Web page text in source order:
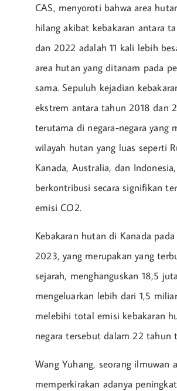
CAS, menyoroti bahwa area
hilang akibat kebakaran antara
dan 2022 adalah 11 kali lebih
area hutan yang ditanam pada
sama. Sepuluh kejadian
ekstrem antara tahun 2018 dan
terutama di negara-negara yang
wilayah hutan yang luas seperti
Kanada, Australia, dan
berkontribusi secara signifikan
emisi CO2.
Kebakaran hutan di Kanada
2023, yang merupakan yang
sejarah, menghanguskan 18,5
mengeluarkan lebih dari 1,5
melebihi total emisi kebakaran
negara tersebut dalam 22 tahun
Wang Yuhang, seorang ilmuwan
memperkirakan adanya